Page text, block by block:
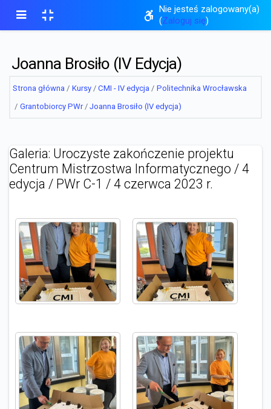
Panel boczny
Rozszerz wielkość stronyDostosuj ustawienia
Nie jesteś zalogowany(a)
(Zaloguj się)
Joanna Brosiło (IV Edycja)
Strona główna Kursy CMI - IV edycja
Politechnika Wrocławska
Grantobiorcy PWr
Joanna Brosiło (IV edycja)
Galeria: Uroczyste zakończenie projektu
Centrum Mistrzostwa Informatycznego / 4
edycja / PWr C-1 / 4 czerwca 2023 r.